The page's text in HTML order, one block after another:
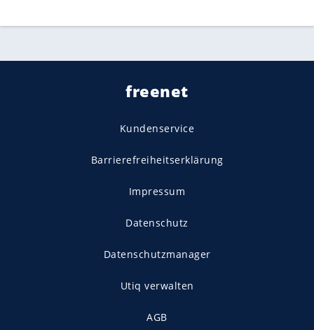
freenet
Kundenservice
Barrierefreiheitserklärung
Impressum
Datenschutz
Datenschutzmanager
Utiq verwalten
AGB